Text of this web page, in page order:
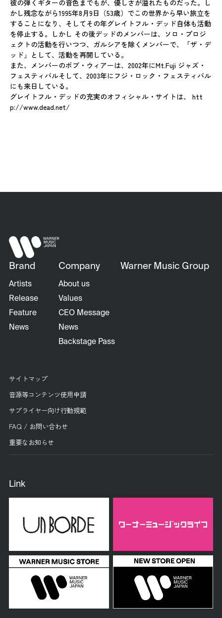
彼の弾くギターの音色までもが、優しさが溢れたものだった。し
かし残念ながら1995年8月9日（53歳）でこの世界から早い旅立を
することになり、そしてその年グレイトフル・デッド自体も活動
を停止する。しかし その後デッドのメンバーは、ソロ・プロジ
ェクトの活動を行いつつ、ガルシアを除くメンバーで、「ザ・デ
ッド」として、活動を再開している。
また、メンバーのボブ・ウィアーは、2002年にMt.Fuji ジャズ・
フェスティバルそして、2003年にフジ・ロック・フェスティバル
にも来日している。
グレイトフル・デッドの充実のオフィシャル・サイトは、 htt
p://www.dead.net/
Brand
Artists
Release
Feature
News
Company
About us
Values
CEO Message
News
Backstage Pass
Warner Music Group
サイトマップ
音源等コンテンツ使用申請
サプライヤー向け行動規範
FAQ / お問い合わせ
重要なお知らせ
Link